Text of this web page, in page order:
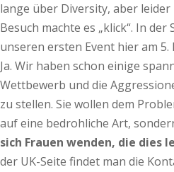
lange über Diversity, aber
Besuch machte es „klick“. In
unseren ersten Event hier am 5.
Ja. Wir haben schon einige
Wettbewerb und die
zu stellen. Sie wollen dem
auf eine bedrohliche Art,
sich Frauen wenden, die dies
der UK-Seite findet man die